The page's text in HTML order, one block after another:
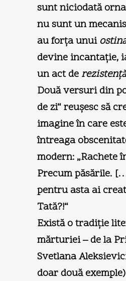
sunt niciodată
nu sunt un
au forţa unui
devine incantaţie,
un act de
Două versuri din
de zi“ reuşesc să
imagine în care
întreaga
modern: „Rachete
Precum păsările.
pentru asta ai
Tată?!“
Există o tradiţie
mărturiei – de la
Svetlana
doar două